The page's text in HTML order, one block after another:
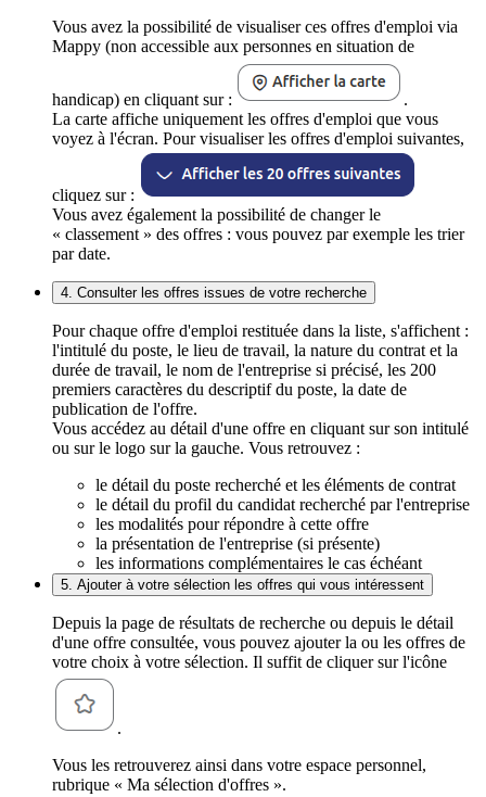
Vous avez la possibilité de visualiser ces offres d'emploi via
Mappy (non accessible aux personnes en situation de
handicap) en cliquant sur :
.
La carte affiche uniquement les offres d'emploi que vous
voyez à l'écran. Pour visualiser les offres d'emploi suivantes,
cliquez sur :
Vous avez également la possibilité de changer le
« classement » des offres : vous pouvez par exemple les trier
par date.
4. Consulter les offres issues de votre recherche
Pour chaque offre d'emploi restituée dans la liste, s'affichent :
l'intitulé du poste, le lieu de travail, la nature du contrat et la
durée de travail, le nom de l'entreprise si précisé, les 200
premiers caractères du descriptif du poste, la date de
publication de l'offre.
Vous accédez au détail d'une offre en cliquant sur son intitulé
ou sur le logo sur la gauche. Vous retrouvez :
le détail du poste recherché et les éléments de contrat
le détail du profil du candidat recherché par l'entreprise
les modalités pour répondre à cette offre
la présentation de l'entreprise (si présente)
les informations complémentaires le cas échéant
5. Ajouter à votre sélection les offres qui vous intéressent
Depuis la page de résultats de recherche ou depuis le détail
d'une offre consultée, vous pouvez ajouter la ou les offres de
votre choix à votre sélection. Il suffit de cliquer sur l'icône
.
Vous les retrouverez ainsi dans votre espace personnel,
rubrique « Ma sélection d'offres ».